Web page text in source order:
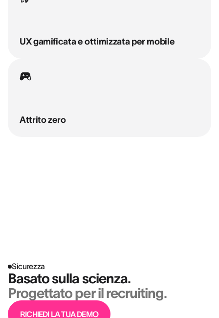
UX gamificata e ottimizzata per mobile
Attrito zero
Sicurezza
Basato sulla scienza.
Progettato per il recruiting.
RICHIEDI LA TUA DEMO